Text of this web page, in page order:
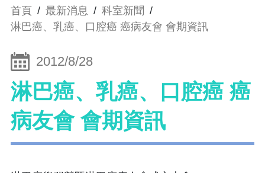
首頁 / 最新消息 / 科室新聞 /
淋巴癌、乳癌、口腔癌 癌病友會 會期資訊
2012/8/28
淋巴癌、乳癌、口腔癌 癌
病友會 會期資訊